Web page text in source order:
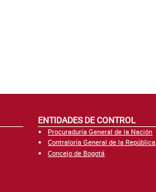
ENTIDADES DE CONTROL
Procuraduría General de la Nación
Contraloría General de la República
Concejo de Bogotá